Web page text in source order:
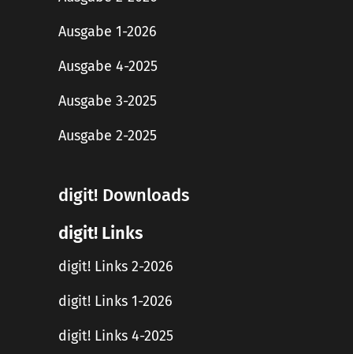
Ausgabe 1-2026
Ausgabe 4-2025
Ausgabe 3-2025
Ausgabe 2-2025
digit! Downloads
digit! Links
digit! Links 2-2026
digit! Links 1-2026
digit! Links 4-2025